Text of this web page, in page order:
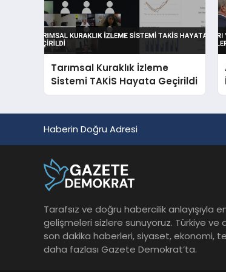
Tarımsal Kuraklık İzleme
Sistemi TAKİS Hayata Geçirildi
Haberin Doğru Adresi
Tarafsız ve doğru habercilik anlayışıyla
gelişmeleri sizlere sunuyoruz. Türkiye ve
son dakika haberleri, siyaset, ekonomi,
daha fazlası Gazete Demokrat’ta.